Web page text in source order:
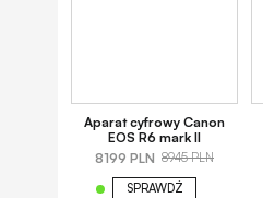
Aparat cyfrowy Canon
EOS R6 mark II
8199 PLN 8945 PLN
SPRAWDŹ